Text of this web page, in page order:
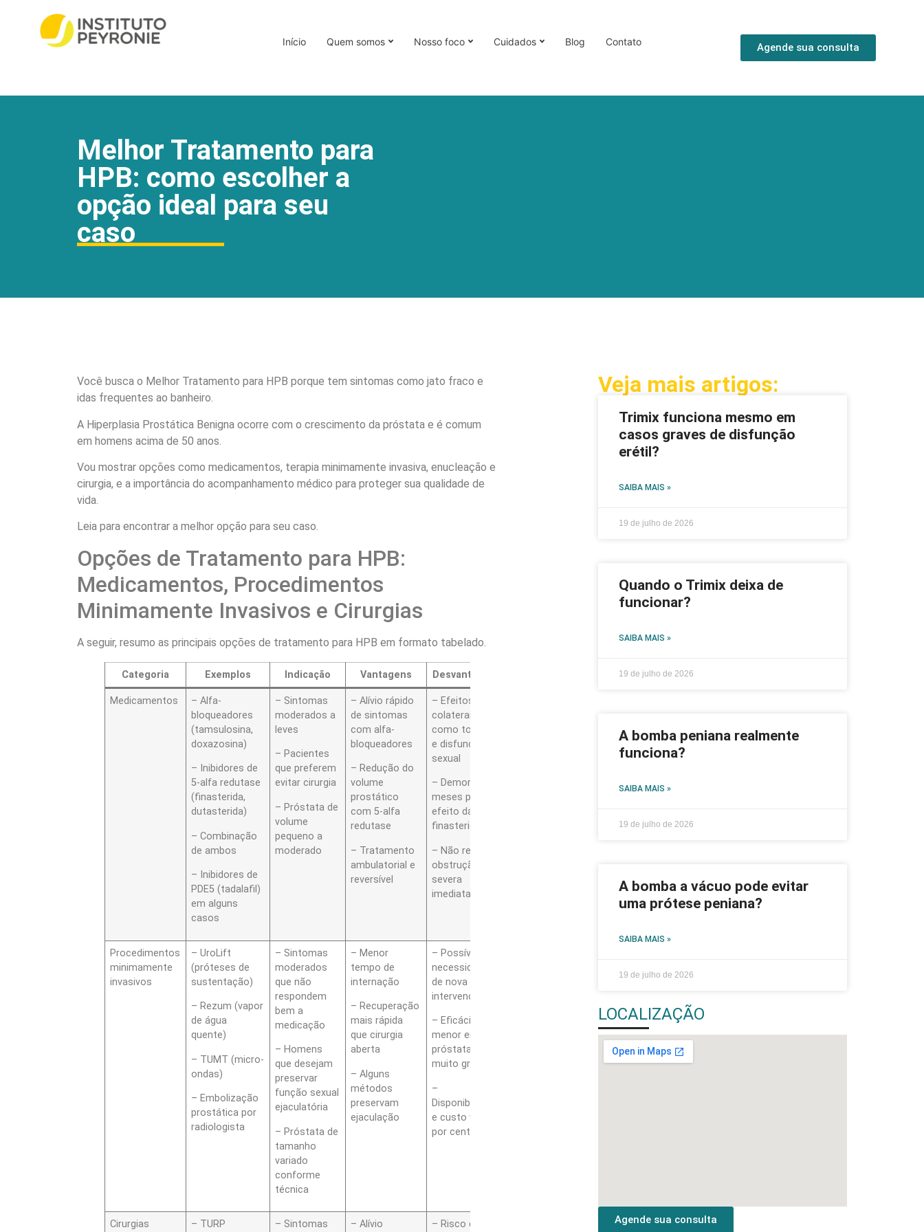
Início Quem somos Nosso foco Cuidados Blog Contato Agende sua consulta
Melhor Tratamento para
HPB: como escolher a
opção ideal para seu
caso
Você busca o Melhor Tratamento para HPB porque tem sintomas como jato fraco e
idas frequentes ao banheiro.
A Hiperplasia Prostática Benigna ocorre com o crescimento da próstata e é comum
em homens acima de 50 anos.
Vou mostrar opções como medicamentos, terapia minimamente invasiva, enucleação e
cirurgia, e a importância do acompanhamento médico para proteger sua qualidade de
vida.
Leia para encontrar a melhor opção para seu caso.
Opções de Tratamento para HPB:
Medicamentos, Procedimentos
Minimamente Invasivos e Cirurgias
A seguir, resumo as principais opções de tratamento para HPB em formato tabelado.
Categoria Exemplos Indicação Vantagens Desvantagens
Medicamentos
– Alfa-
bloqueadores
(tamsulosina,
doxazosina)
– Inibidores de
5-alfa redutase
(finasterida,
dutasterida)
– Combinação
de ambos
– Inibidores de
PDE5 (tadalafil)
em alguns
casos
– Sintomas
moderados a
leves
– Pacientes
que preferem
evitar cirurgia
– Próstata de
volume
pequeno a
moderado
– Alívio rápido
de sintomas
com alfa-
bloqueadores
– Redução do
volume
prostático
com 5-alfa
redutase
– Tratamento
ambulatorial e
reversível
– Efeitos
colaterais
como tontura
e disfunção
sexual
– Demora de
meses para
efeito da
finasterida
– Não resolve
obstrução
severa
imediatamente
Procedimentos
minimamente
invasivos
– UroLift
(próteses de
sustentação)
– Rezum (vapor
de água
quente)
– TUMT (micro-
ondas)
– Embolização
prostática por
radiologista
– Sintomas
moderados
que não
respondem
bem a
medicação
– Homens
que desejam
preservar
função sexual
ejaculatória
– Próstata de
tamanho
variado
conforme
técnica
– Menor
tempo de
internação
– Recuperação
mais rápida
que cirurgia
aberta
– Alguns
métodos
preservam
ejaculação
– Possível
necessidade
de nova
intervenção
– Eficácia
menor em
próstatas
muito grandes
–
Disponibilidade
e custo variam
por centro
Cirurgias
– TURP
– Sintomas
– Alívio
– Risco de
Veja mais artigos:
Trimix funciona mesmo em
casos graves de disfunção
erétil?
SAIBA MAIS »
19 de julho de 2026
Quando o Trimix deixa de
funcionar?
SAIBA MAIS »
19 de julho de 2026
A bomba peniana realmente
funciona?
SAIBA MAIS »
19 de julho de 2026
A bomba a vácuo pode evitar
uma prótese peniana?
SAIBA MAIS »
19 de julho de 2026
LOCALIZAÇÃO
Agende sua consulta